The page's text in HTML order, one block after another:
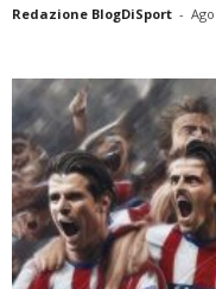
Redazione BlogDiSport -